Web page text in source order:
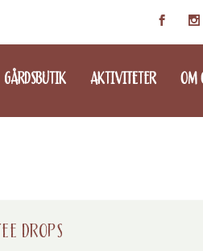
GÅRDSBUTIK AKTIVITETER OM
DROPS